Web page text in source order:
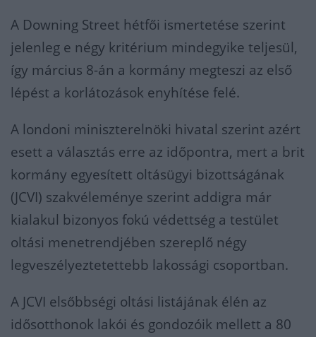
A Downing Street hétfői ismertetése szerint
jelenleg e négy kritérium mindegyike teljesül,
így március 8-án a kormány megteszi az első
lépést a korlátozások enyhítése felé.
A londoni miniszterelnöki hivatal szerint azért
esett a választás erre az időpontra, mert a brit
kormány egyesített oltásügyi bizottságának
(JCVI) szakvéleménye szerint addigra már
kialakul bizonyos fokú védettség a testület
oltási menetrendjében szereplő négy
legveszélyeztetettebb lakossági csoportban.
A JCVI elsőbbségi oltási listájának élén az
idősotthonok lakói és gondozóik mellett a 80